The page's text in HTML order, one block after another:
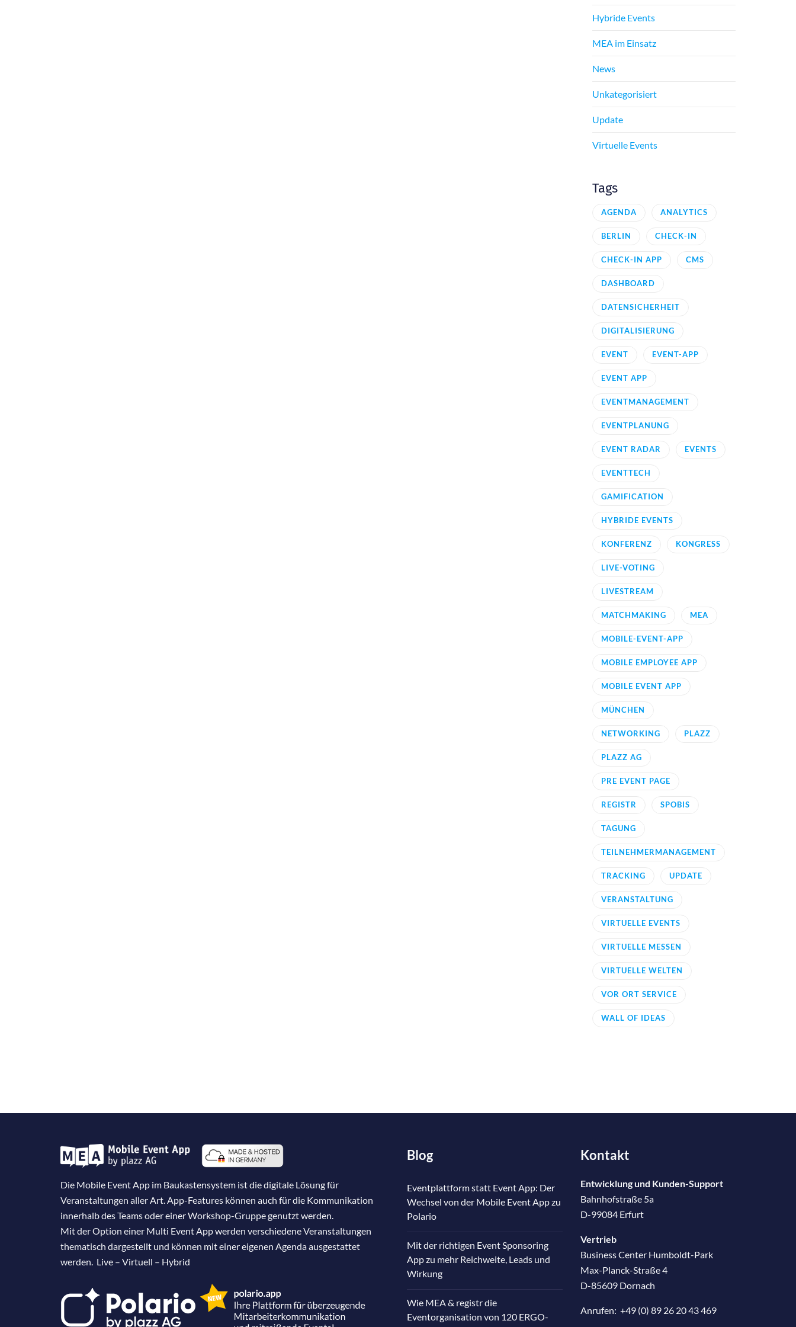
Hybride Events
MEA im Einsatz
News
Unkategorisiert
Update
Virtuelle Events
Tags
AGENDA ANALYTICS
BERLIN CHECK-IN
CHECK-IN APP CMS
DASHBOARD
DATENSICHERHEIT
DIGITALISIERUNG
EVENT EVENT-APP
EVENT APP
EVENTMANAGEMENT
EVENTPLANUNG
EVENT RADAR EVENTS
EVENTTECH
GAMIFICATION
HYBRIDE EVENTS
KONFERENZ KONGRESS
LIVE-VOTING
LIVESTREAM
MATCHMAKING MEA
MOBILE-EVENT-APP
MOBILE EMPLOYEE APP
MOBILE EVENT APP
MÜNCHEN
NETWORKING PLAZZ
PLAZZ AG
PRE EVENT PAGE
REGISTR SPOBIS
TAGUNG
TEILNEHMERMANAGEMENT
TRACKING UPDATE
VERANSTALTUNG
VIRTUELLE EVENTS
VIRTUELLE MESSEN
VIRTUELLE WELTEN
VOR ORT SERVICE
WALL OF IDEAS
Die Mobile Event App im Baukastensystem ist die digitale Lösung für
Veranstaltungen aller Art. App-Features können auch für die Kommunikation
innerhalb des Teams oder einer Workshop-Gruppe genutzt werden.
Mit der Option einer Multi Event App werden verschiedene Veranstaltungen
thematisch dargestellt und können mit einer eigenen Agenda ausgestattet
werden. Live – Virtuell – Hybrid
Blog
Eventplattform statt Event App: Der
Wechsel von der Mobile Event App zu
Polario
Mit der richtigen Event Sponsoring
App zu mehr Reichweite, Leads und
Wirkung
Wie MEA & registr die
Eventorganisation von 120 ERGO-
Kontakt
Entwicklung und Kunden-Support
Bahnhofstraße 5a
D-99084 Erfurt
Vertrieb
Business Center Humboldt-Park
Max-Planck-Straße 4
D-85609 Dornach
Anrufen: +49 (0) 89 26 20 43 469